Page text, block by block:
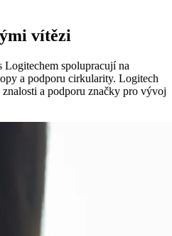
vítězi
spolupracují na
a podporu cirkularity. Logitech
a podporu značky pro vývoj